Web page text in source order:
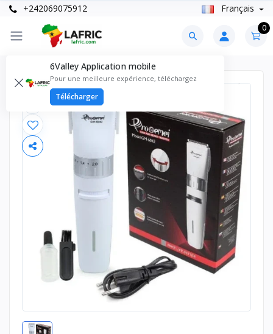
+242069075912 Français
0
6Valley Application mobile
Pour une meilleure expérience, téléchargez
Télécharger